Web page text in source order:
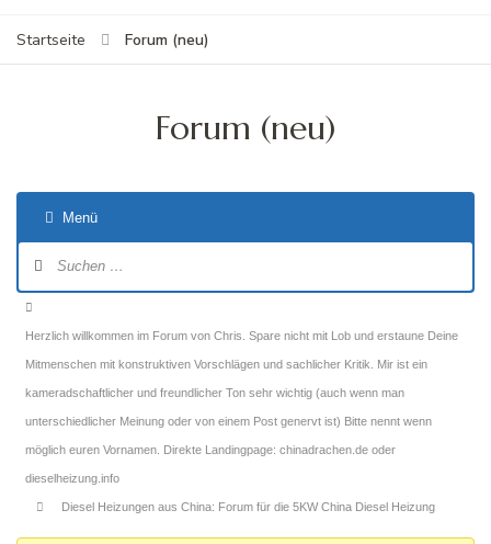
Startseite Forum (neu)
Forum (neu)
Menü
Navigation
Forum-
Breadcrumbs
-
Du
bist
hier:
Herzlich willkommen im Forum von Chris. Spare nicht mit Lob und erstaune Deine
Mitmenschen mit konstruktiven Vorschlägen und sachlicher Kritik. Mir ist ein
kameradschaftlicher und freundlicher Ton sehr wichtig (auch wenn man
unterschiedlicher Meinung oder von einem Post genervt ist) Bitte nennt wenn
möglich euren Vornamen. Direkte Landingpage: chinadrachen.de oder
dieselheizung.info
Diesel Heizungen aus China: Forum für die 5KW China Diesel Heizung